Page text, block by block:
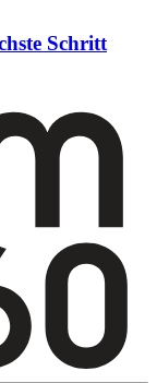
Schritt